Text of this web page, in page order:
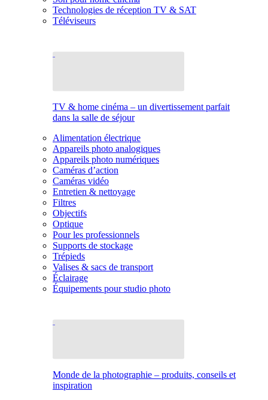
Technologies de réception TV & SAT
Téléviseurs
TV & home cinéma – un divertissement parfait
dans la salle de séjour
Alimentation électrique
Appareils photo analogiques
Appareils photo numériques
Caméras d’action
Caméras vidéo
Entretien & nettoyage
Filtres
Objectifs
Optique
Pour les professionnels
Supports de stockage
Trépieds
Valises & sacs de transport
Éclairage
Équipements pour studio photo
Monde de la photographie – produits, conseils et
inspiration